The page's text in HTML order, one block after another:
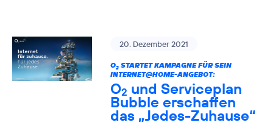
20. Dezember 2021
O2STARTET KAMPAGNE FÜR SEIN
INTERNET@HOME-ANGEBOT:
O2 und Serviceplan
Bubble erschaffen
das „Jedes-Zuhause“